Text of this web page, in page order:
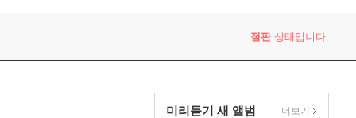
절판상태입니다.
미리듣기 새 앨범 더보기